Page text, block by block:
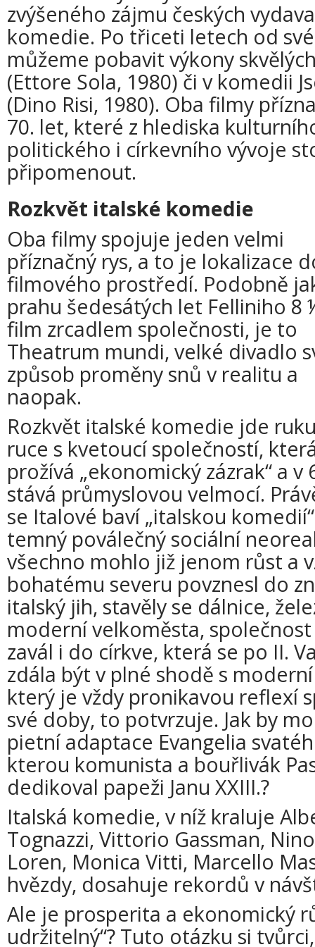
zvýšeného zájmu českých
komedie. Po třiceti letech od
můžeme pobavit výkony
(Ettore Sola, 1980) či v komedii
(Dino Risi, 1980). Oba filmy
70. let, které z hlediska
politického i církevního vývoje
připomenout.
Rozkvět italské komedie
Oba filmy spojuje jeden velmi
příznačný rys, a to je lokalizace
filmového prostředí. Podobně
prahu šedesátých let Felliniho 8
film zrcadlem společnosti, je to
Theatrum mundi, velké divadlo
způsob proměny snů v realitu a
naopak.
Rozkvět italské komedie jde
ruce s kvetoucí společností,
prožívá „ekonomický zázrak“ a
stává průmyslovou velmocí.
se Italové baví „italskou
temný poválečný sociální
všechno mohlo již jenom růst a
bohatému severu povznesl do
italský jih, stavěly se dálnice,
moderní velkoměsta,
zavál i do církve, která se po II.
zdála být v plné shodě s
který je vždy pronikavou reflexí
své doby, to potvrzuje. Jak by
pietní adaptace Evangelia
kterou komunista a bouřlivák
dedikoval papeži Janu XXIII.?
Italská komedie, v níž kraluje
Tognazzi, Vittorio Gassman,
Loren, Monica Vitti, Marcello
hvězdy, dosahuje rekordů v
Ale je prosperita a ekonomický
udržitelný“? Tuto otázku si